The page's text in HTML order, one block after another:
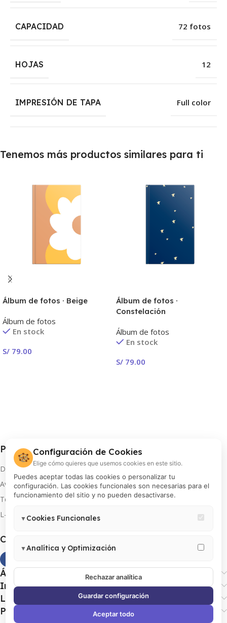
CAPACIDAD 72 fotos
HOJAS 12
IMPRESIÓN DE TAPA Full color
Tenemos más productos similares para ti
Álbum de fotos · Beige
Álbum de fotos
En stock
S/ 79.00
Álbum de fotos ·
Constelación
Álbum de fotos
En stock
S/ 79.00
Procolor S.A.
Distribuidor oficial de FUJIFILM en Perú
Av. Arequipa 810, Lima
Teléfono: 01 433 8000
L-V 8:00 am a 5:00 pm
Canales oficiales
Área de clientes
Información útil
Legales
Productos
🍪 Configuración de Cookies
Elige cómo quieres que usemos cookies en este sitio.
Puedes aceptar todas las cookies o personalizar tu
configuración. Las cookies funcionales son necesarias para el
funcionamiento del sitio y no pueden desactivarse.
▼ Cookies Funcionales
sesión, preferencias de usuario). Estas cookies no pueden
▼Analítica y Optimización
mejorar la experiencia. Incluye Google Analytics 4, Google Tag
Manager y Meta Pixel.
Rechazar analítica
Guardar configuración
Aceptar todo